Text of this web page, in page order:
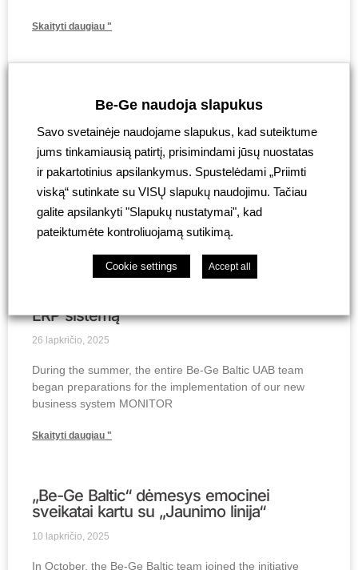
Skaityti daugiau "
2026-ųjų metų!
17 gruodžio, 2025
Nuoširdžiai dėkojame klientams, partneriams ir tiekėjams
už bendrą kelią, o ypač – mūsų darbuotojams, kurių
profesionalumas ir atsidavimas yra didžiausia mūsų
stiprybė
Skaityti daugiau "
ERP sistemą
26 lapkričio, 2025
During the summer, the entire Be-Ge Baltic UAB team
began preparations for the implementation of our new
business system MONITOR
Skaityti daugiau "
„Be-Ge Baltic“ dėmesys emocinei
sveikatai kartu su „Jaunimo linija“
10 lapkričio, 2025
In October, the Be-Ge Baltic team joined the initiative
Be-Ge naudoja slapukus
Savo svetainėje naudojame slapukus, kad suteiktume
jums tinkamiausią patirtį, prisimindami jūsų nuostatas
ir pakartotinius apsilankymus. Spustelėdami „Priimti
viską“ sutinkate su VISŲ slapukų naudojimu. Tačiau
galite apsilankyti "Slapukų nustatymai", kad
pateiktumėte kontroliuojamą sutikimą.
Cookie settings Accept all